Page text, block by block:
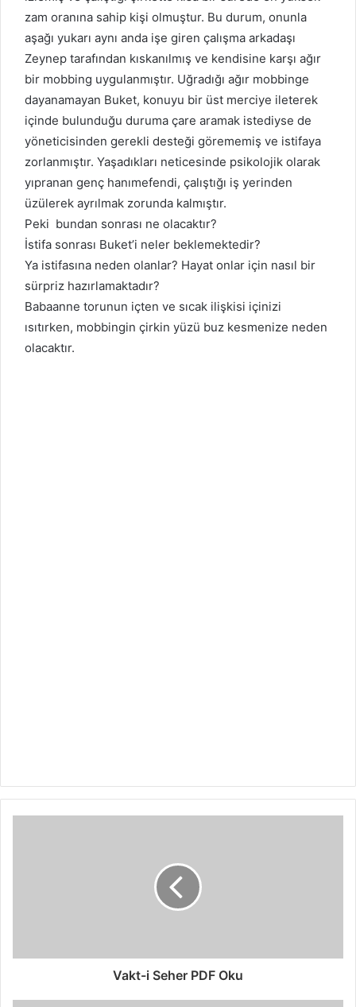
zam oranına sahip kişi olmuştur. Bu durum, onunla
aşağı yukarı aynı anda işe giren çalışma arkadaşı
Zeynep tarafından kıskanılmış ve kendisine karşı ağır
bir mobbing uygulanmıştır. Uğradığı ağır mobbinge
dayanamayan Buket, konuyu bir üst merciye ileterek
içinde bulunduğu duruma çare aramak istediyse de
yöneticisinden gerekli desteği görememiş ve istifaya
zorlanmıştır. Yaşadıkları neticesinde psikolojik olarak
yıpranan genç hanımefendi, çalıştığı iş yerinden
üzülerek ayrılmak zorunda kalmıştır.
Peki bundan sonrası ne olacaktır?
İstifa sonrası Buket’i neler beklemektedir?
Ya istifasına neden olanlar? Hayat onlar için nasıl bir
sürpriz hazırlamaktadır?
Babaanne torunun içten ve sıcak ilişkisi içinizi
ısıtırken, mobbingin çirkin yüzü buz kesmenize neden
olacaktır.
Vakt-i Seher PDF Oku